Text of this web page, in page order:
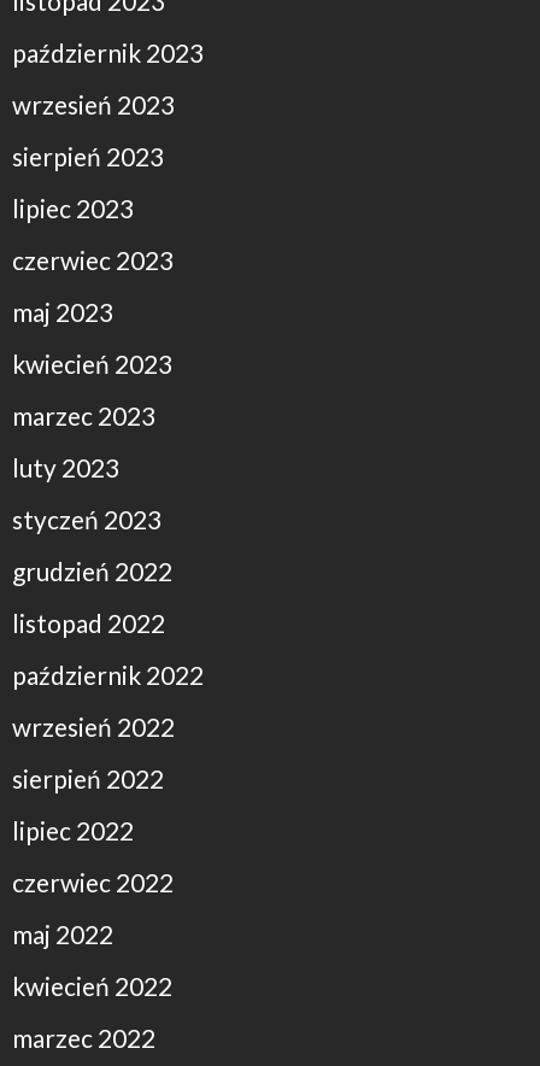
październik 2023
wrzesień 2023
sierpień 2023
lipiec 2023
czerwiec 2023
maj 2023
kwiecień 2023
marzec 2023
luty 2023
styczeń 2023
grudzień 2022
listopad 2022
październik 2022
wrzesień 2022
sierpień 2022
lipiec 2022
czerwiec 2022
maj 2022
kwiecień 2022
marzec 2022